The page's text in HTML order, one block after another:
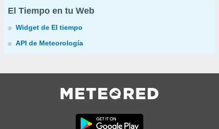
El Tiempo en tu Web
Widget de El tiempo
API de Meteorología